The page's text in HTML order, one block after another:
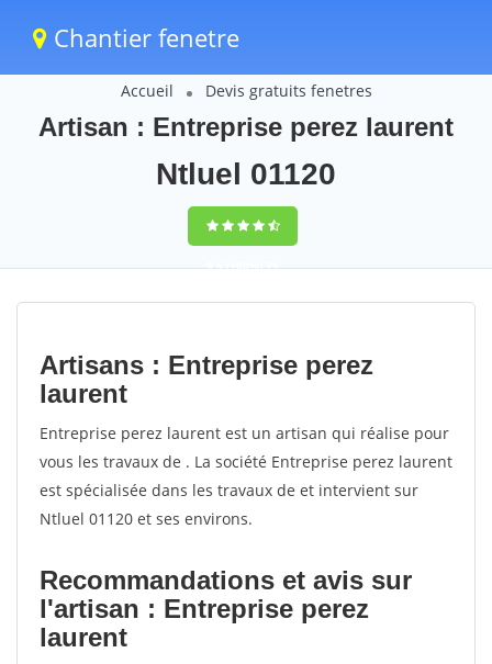
Chantier fenetre
Accueil Devis gratuits fenetres
Artisan : Entreprise perez laurent
Ntluel 01120
9,5(100%)71
votes
Artisans : Entreprise perez
laurent
Entreprise perez laurent est un artisan qui réalise pour
vous les travaux de . La société Entreprise perez laurent
est spécialisée dans les travaux de et intervient sur
Ntluel 01120 et ses environs.
Recommandations et avis sur
l'artisan : Entreprise perez
laurent